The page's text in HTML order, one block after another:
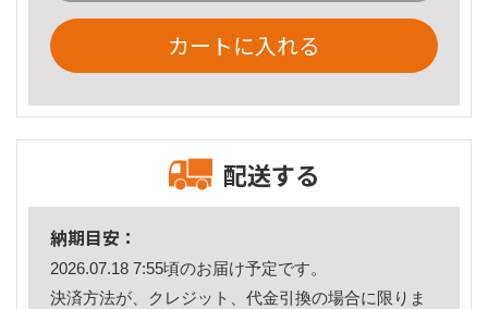
カートに入れる
配送する
納期目安：
2026.07.18 7:55頃のお届け予定です。
決済方法が、クレジット、代金引換の場合に限りま